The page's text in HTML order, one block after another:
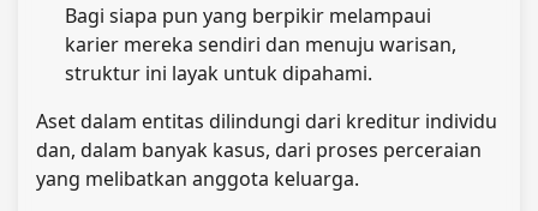
Bagi siapa pun yang berpikir melampaui
karier mereka sendiri dan menuju warisan,
struktur ini layak untuk dipahami.
Aset dalam entitas dilindungi dari kreditur individu
dan, dalam banyak kasus, dari proses perceraian
yang melibatkan anggota keluarga.